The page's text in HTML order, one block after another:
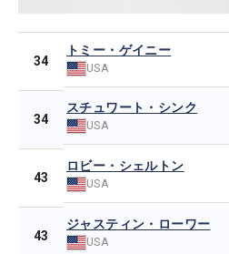
34
トミー・ゲイニー
USA
34
スチュワート・シンク
USA
43
ロビー・シェルトン
USA
43
ジャスティン・ローワー
USA